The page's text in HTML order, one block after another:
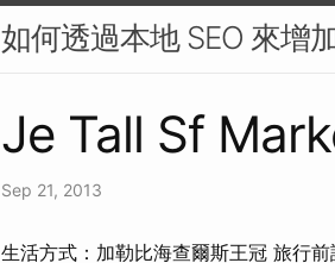
如何透過本地 SEO 來增
Je Tall Sf
Sep 21, 2013
生活方式：加勒比海查爾斯王冠 旅行